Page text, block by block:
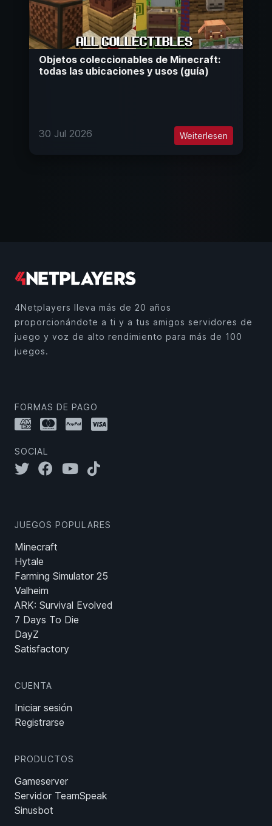
Objetos coleccionables de Minecraft:
todas las ubicaciones y usos (guía)
30 Jul 2026 Weiterlesen
4Netplayers lleva más de 20 años
proporcionándote a ti y a tus amigos servidores de
juego y voz de alto rendimiento para más de 100
juegos.
FORMAS DE PAGO
SOCIAL
JUEGOS POPULARES
Minecraft
Hytale
Farming Simulator 25
Valheim
ARK: Survival Evolved
7 Days To Die
DayZ
Satisfactory
CUENTA
Iniciar sesión
Registrarse
PRODUCTOS
Gameserver
Servidor TeamSpeak
Sinusbot